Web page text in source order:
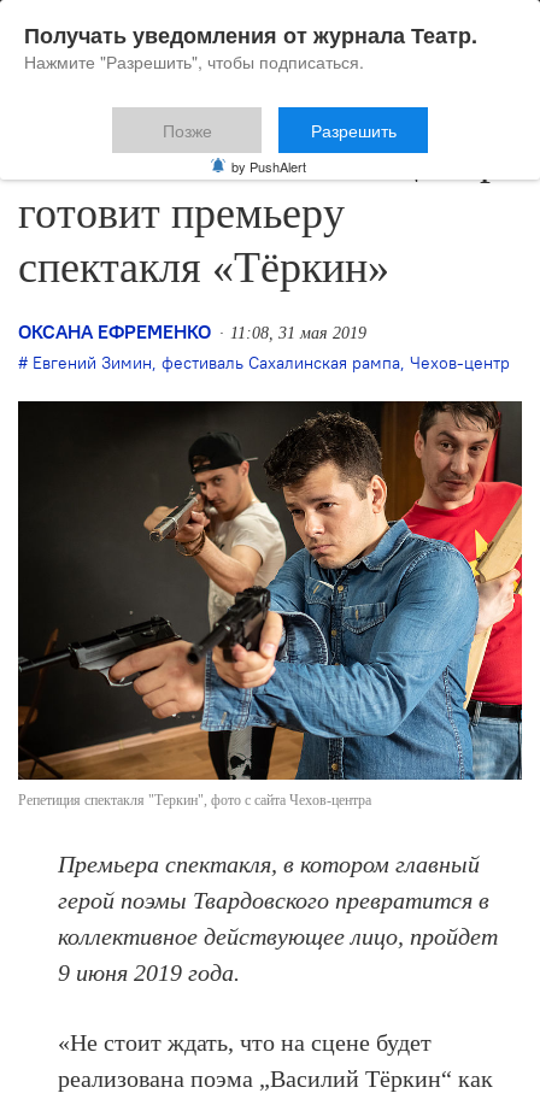
Сахалинский Чехов-центр
готовит премьеру
спектакля «Тёркин»
ОКСАНА ЕФРЕМЕНКО 11:08, 31 мая 2019
Евгений Зимин, фестиваль Сахалинская рампа, Чехов-центр
Репетиция спектакля "Теркин", фото с сайта Чехов-центра
Премьера спектакля, в котором главный
герой поэмы Твардовского превратится в
коллективное действующее лицо, пройдет
9 июня 2019 года.
«Не стоит ждать, что на сцене будет
реализована поэма „Василий Тёркин“ как
Получать уведомления от журнала Театр.
Нажмите "Разрешить", чтобы подписаться.
Позже Разрешить
by PushAlert